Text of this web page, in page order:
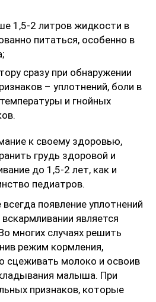
1,5-2 литров жидкости в
питаться, особенно в
сразу при обнаружении
– уплотнений, боли в
и гнойных
к своему здоровью,
грудь здоровой и
до 1,5-2 лет, как и
педиатров.
появление уплотнений
является
многих случаях решить
режим кормления,
сцеживать молоко и освоив
малыша. При
признаков, которые